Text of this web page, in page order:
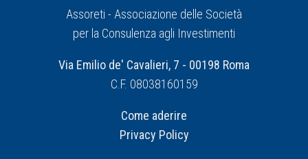
Assoreti - Associazione delle Società
per la Consulenza agli Investimenti
Via Emilio de' Cavalieri, 7 - 00198 Roma
C.F. 08038160159
Come aderire
Privacy Policy